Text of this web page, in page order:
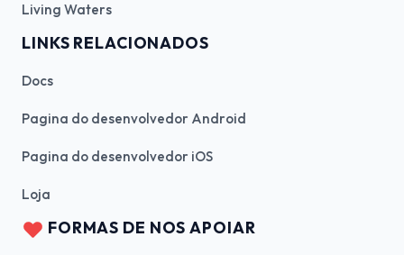
Living Waters
LINKS RELACIONADOS
Docs
Pagina do desenvolvedor Android
Pagina do desenvolvedor iOS
Loja
FORMAS DE NOS APOIAR